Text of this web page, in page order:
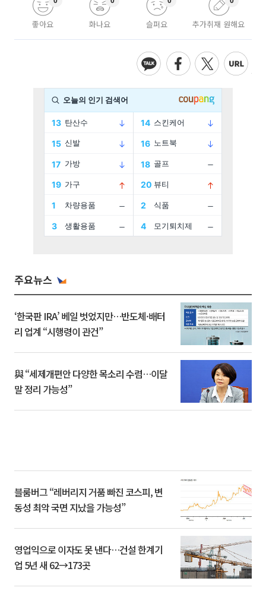
좋아요 화나요 슬퍼요 추가취재 원해요
주요뉴스
‘한국판 IRA’ 베일 벗었지만…반도체·배터
리 업계 “시행령이 관건”
與 “세제개편안 다양한 목소리 수렴…이달
말 정리 가능성”
블룸버그 “레버리지 거품 빠진 코스피, 변
동성 최악 국면 지났을 가능성”
영업익으로 이자도 못 낸다…건설 한계기
업 5년 새 62→173곳